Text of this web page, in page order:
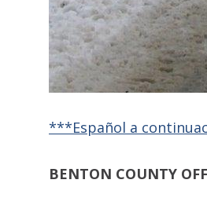
***Español a
BENTON COUNTY